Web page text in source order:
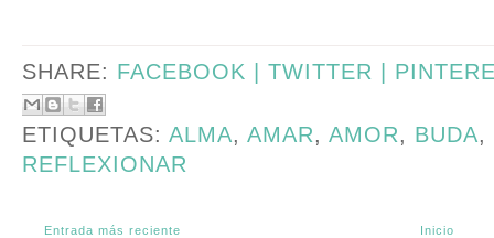
SHARE: FACEBOOK | TWITTER |
ETIQUETAS: ALMA, AMAR, AMOR, BUDA,
REFLEXIONAR
Entrada más reciente Inicio